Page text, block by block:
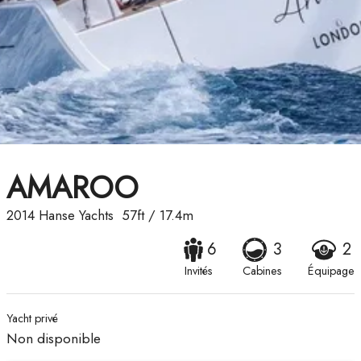
AMAROO
2014 Hanse Yachts 57ft/ 17.4m
6
Invités
3
Cabines
2
Équipage
Yacht privé
Non disponible